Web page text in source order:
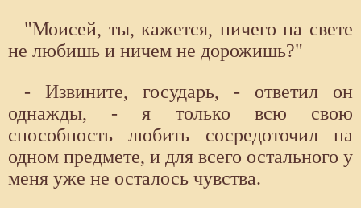
"Моисей, ты, кажется, ничего на свете
не любишь и ничем не дорожишь?"
- Извините, государь, - ответил он
однажды, - я только всю свою
способность любить сосредоточил на
одном предмете, и для всего остального у
меня уже не осталось чувства.